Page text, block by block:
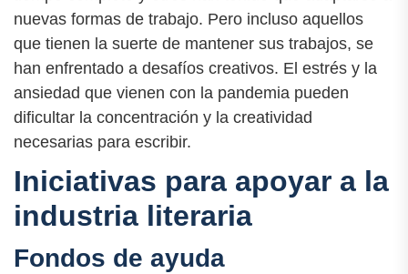
nuevas formas de trabajo. Pero incluso aquellos
que tienen la suerte de mantener sus trabajos, se
han enfrentado a desafíos creativos. El estrés y la
ansiedad que vienen con la pandemia pueden
dificultar la concentración y la creatividad
necesarias para escribir.
Iniciativas para apoyar a la
industria literaria
Fondos de ayuda